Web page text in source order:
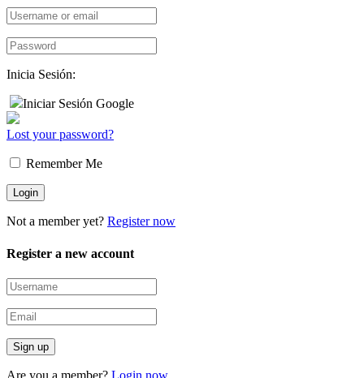
Inicia Sesión:
Iniciar Sesión Google
Lost your password?
Remember Me
Not a member yet? Register now
Register a new account
Are you a member? Login now